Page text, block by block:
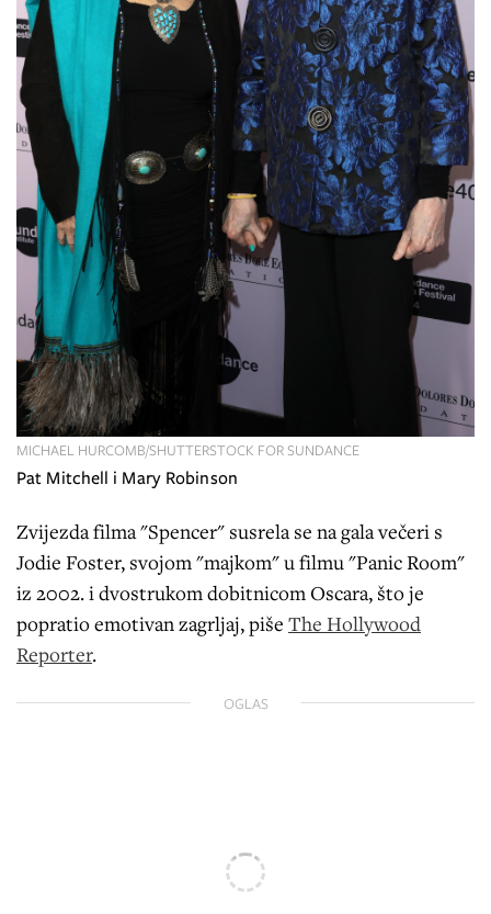
Pat Mitchell i Mary Robinson
MICHAEL HURCOMB/SHUTTERSTOCK FOR SUNDANCE
Zvijezda filma "Spencer" susrela se na gala večeri s
Jodie Foster, svojom "majkom" u filmu "Panic Room"
iz 2002. i dvostrukom dobitnicom Oscara, što je
popratio emotivan zagrljaj, piše The Hollywood
Reporter.
OGLAS